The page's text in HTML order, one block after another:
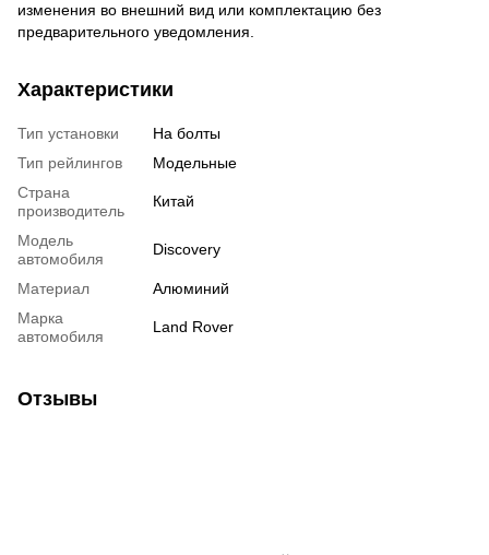
изменения во внешний вид или комплектацию без
предварительного уведомления.
Характеристики
Тип установки
На болты
Тип рейлингов
Модельные
Страна
производитель
Китай
Модель
автомобиля
Discovery
Материал
Алюминий
Марка
автомобиля
Land Rover
Отзывы